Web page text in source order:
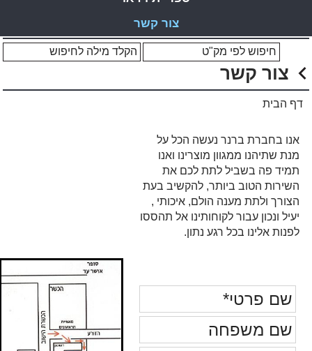
צור קשר
צור קשר
דף הבית
אנו בחברת ברנר נעשה הכל על
מנת שתיהנו ממגוון מוצרינו ואנו
תמיד פה בשביל לתת לכם את
השירות הטוב ביותר, להקשיב בעת
הצורך ולתת מענה הולם, איכותי ,
יעיל ונכון עבור לקוחותינו אל תהססו
לפנות אלינו בכל רגע נתון.